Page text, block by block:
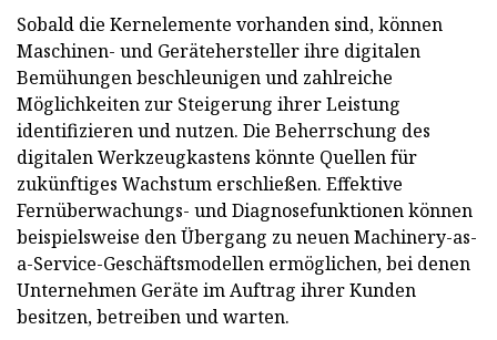
Sobald die Kernelemente vorhanden sind, können
Maschinen- und Gerätehersteller ihre digitalen
Bemühungen beschleunigen und zahlreiche
Möglichkeiten zur Steigerung ihrer Leistung
identifizieren und nutzen. Die Beherrschung des
digitalen Werkzeugkastens könnte Quellen für
zukünftiges Wachstum erschließen. Effektive
Fernüberwachungs- und Diagnosefunktionen können
beispielsweise den Übergang zu neuen Machinery-as-
a-Service-Geschäftsmodellen ermöglichen, bei denen
Unternehmen Geräte im Auftrag ihrer Kunden
besitzen, betreiben und warten.